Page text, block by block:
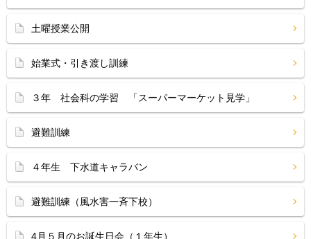
土曜授業公開
始業式・引き渡し訓練
３年 社会科の学習 「スーパーマーケット見学」
避難訓練
４年生 下水道キャラバン
避難訓練（風水害一斉下校）
4月５月のお誕生日会（１年生）